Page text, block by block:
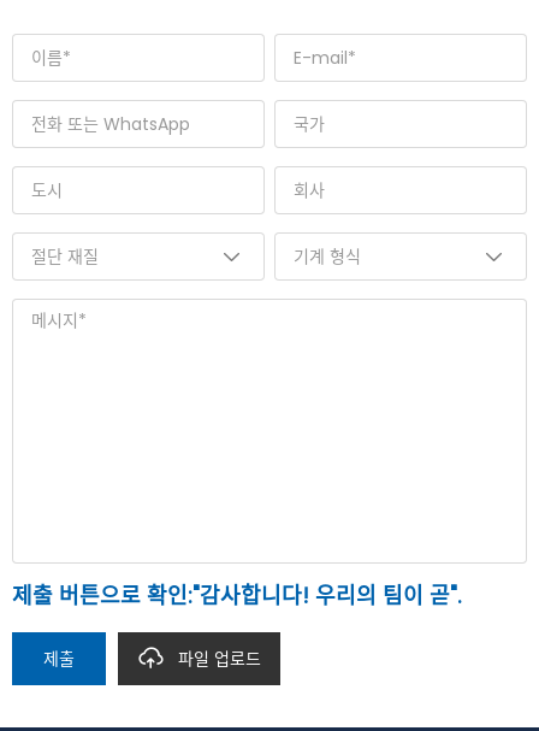
제출 버튼으로 확인:"감사합니다! 우리의 팀이 곧".
제출 파일 업로드